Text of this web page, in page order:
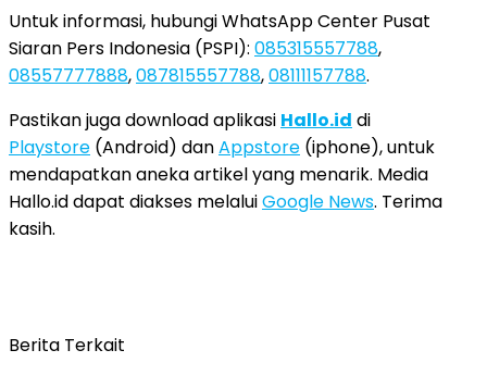
Untuk informasi, hubungi WhatsApp Center Pusat
Siaran Pers Indonesia (PSPI): 085315557788,
08557777888,087815557788,08111157788.
Pastikan juga download aplikasi Hallo.id di
Playstore (Android) danAppstore (iphone), untuk
mendapatkan aneka artikel yang menarik. Media
Hallo.id dapat diakses melaluiGoogle News. Terima
kasih.
Berita Terkait